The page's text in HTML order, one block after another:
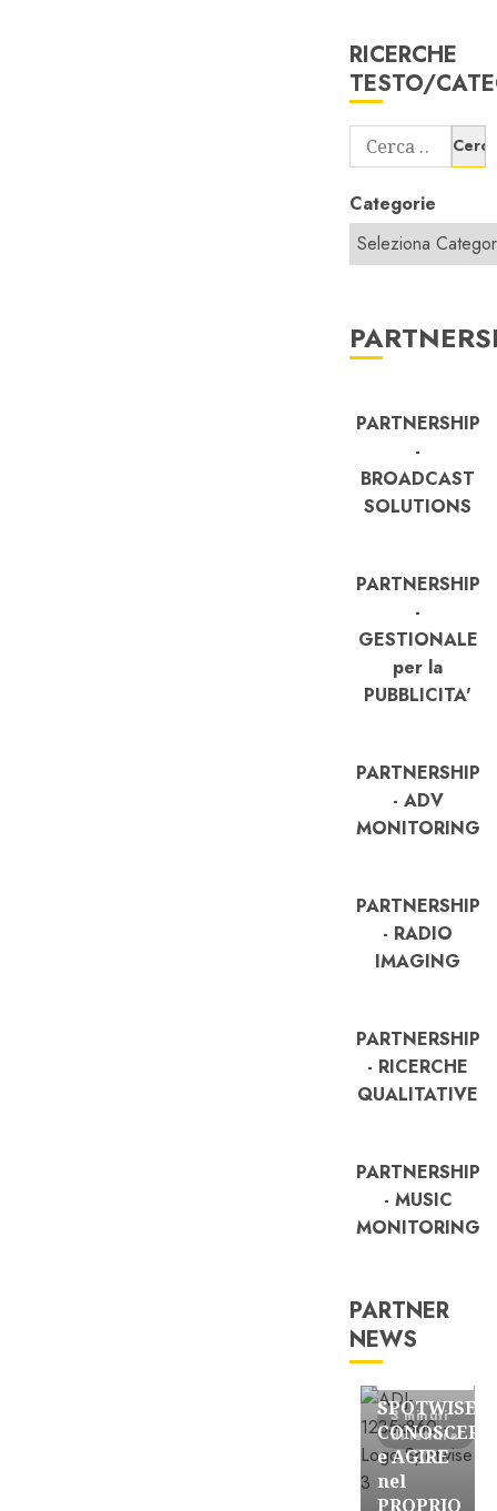
RICERCHE
TESTO/
Ricerca
per:
Categorie
PARTNERSHIP
-
BROADCAST
SOLUTIONS
PARTNERSHIP
-
GESTIONALE
per la
PUBBLICITA'
PARTNERSHIP
- ADV
MONITORING
PARTNERSHIP
- RADIO
IMAGING
PARTNERSHIP
- RICERCHE
QUALITATIVE
PARTNERSHIP
- MUSIC
MONITORING
PARTNER
NEWS
3 minuti
di lettura
FREE
SPOTWISE:
CONOSCERE
e AGIRE
nel
PROPRIO